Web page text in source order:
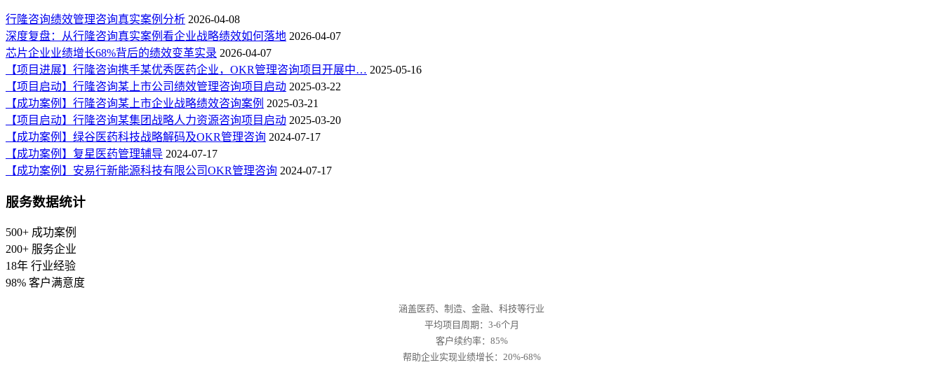
行隆咨询绩效管理咨询真实案例分析 2026-04-08
深度复盘：从行隆咨询真实案例看企业战略绩效如何落地 2026-04-07
芯片企业业绩增长68%背后的绩效变革实录 2026-04-07
【项目进展】行隆咨询携手某优秀医药企业，OKR管理咨询项目开展中… 2025-05-16
【项目启动】行隆咨询某上市公司绩效管理咨询项目启动 2025-03-22
【成功案例】行隆咨询某上市企业战略绩效咨询案例 2025-03-21
【项目启动】行隆咨询某集团战略人力资源咨询项目启动 2025-03-20
【成功案例】绿谷医药科技战略解码及OKR管理咨询 2024-07-17
【成功案例】复星医药管理辅导 2024-07-17
【成功案例】安易行新能源科技有限公司OKR管理咨询 2024-07-17
服务数据统计
500+ 成功案例
200+ 服务企业
18年 行业经验
98% 客户满意度
涵盖医药、制造、金融、科技等行业
平均项目周期：3-6个月
客户续约率：85%
帮助企业实现业绩增长：20%-68%